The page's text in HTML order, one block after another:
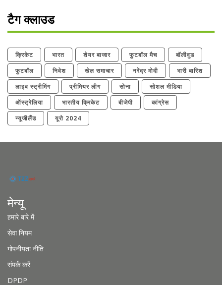
टैग क्लाउड
क्रिकेट भारत शेयर बाजार फुटबॉल मैच
बॉलीवुड
फुटबॉल
निवेश खेल समाचार नरेंद्र मोदी
भारी बारिश
लाइव स्ट्रीमिंग
प्रीमियर लीग सोना
सोशल मीडिया
ऑस्ट्रेलिया
भारतीय क्रिकेट बीजेपी
कांग्रेस
न्यूजीलैंड
यूरो 2024
मेन्यू
हमारे बारे में
सेवा नियम
गोपनीयता नीति
संपर्क करें
DPDP